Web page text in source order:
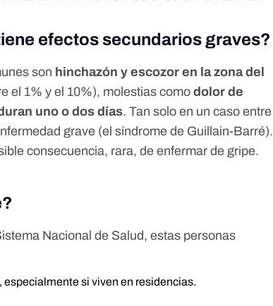
efectos secundarios graves?
son hinchazón y escozor en la zona del
el 1% y el 10%), molestias comodolor de
uno o dos días.Tan solo en un caso entre
grave (elsíndrome de Guillain-Barré).
consecuencia, rara, de enfermar de gripe.
Nacional de Salud, estas personas
especialmente si viven en residencias.